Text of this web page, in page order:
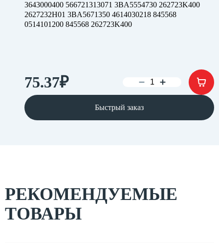
3643000400 566721313071 3BA5554730 262723K400
2627232H01 3BA5671350 4614030218 845568
0514101200 845568 262723K400
75.37₽
Быстрый заказ
РЕКОМЕНДУЕМЫЕ
ТОВАРЫ